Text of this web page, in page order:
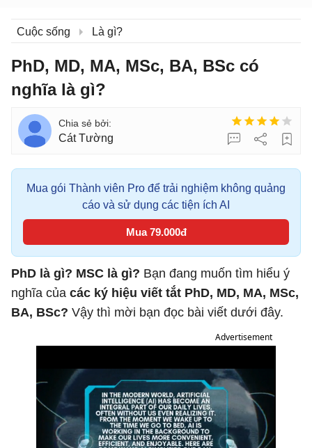
Cuộc sống Là gì?
PhD, MD, MA, MSc, BA, BSc có
nghĩa là gì?
Cát Tường
Mua gói Thành viên Pro để trải nghiệm không quảng
cáo và sử dụng các tiện ích AI
Mua 79.000đ
PhD là gì? MSC là gì? Bạn đang muốn tìm hiểu ý
nghĩa của các ký hiệu viết tắt PhD, MD, MA, MSc,
BA, BSc? Vậy thì mời bạn đọc bài viết dưới đây.
Advertisement